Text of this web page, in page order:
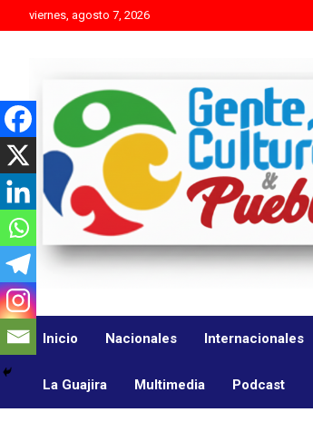
to
viernes, agosto 7, 2026
Gente Cultura y
Es mejor molestar con la verdad que agradar
Inicio Nacionales Internacionales
La Guajira Multimedia Podcast